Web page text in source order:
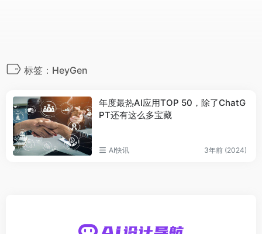
标签：HeyGen
年度最热AI应用TOP 50，除了ChatG
PT还有这么多宝藏
AI快讯 3年前 (2024)